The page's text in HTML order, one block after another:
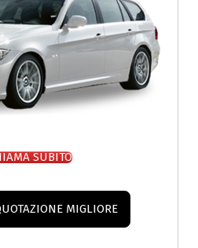
SUBITO
MIGLIORE